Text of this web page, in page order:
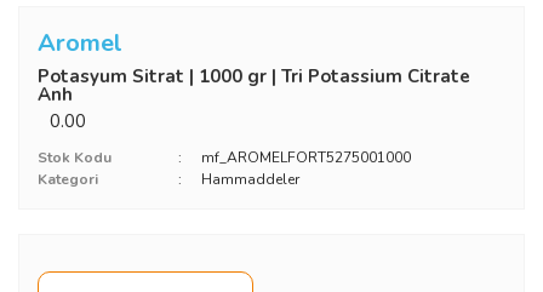
Aromel
Potasyum Sitrat | 1000 gr | Tri Potassium Citrate
Anh
0.00
Stok Kodu
mf_AROMELFORT5275001000
Kategori
Hammaddeler